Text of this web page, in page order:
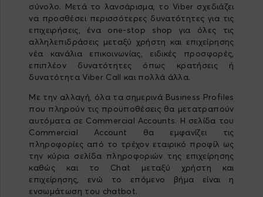
σύνολο. Μετά το λανσάρισμα, το Viber σχεδιάζει
να προσθέσει περισσότερες δυνατότητες για τις
επιχειρήσεις, ένα one-stop shop για όλες τις
αλληλεπιδράσεις μεταξύ χρήστη και επιχείρησης
νέα κανάλια επικοινωνίας, ειδικές προσφορές,
επιπλέον δυνατότητες όπως κρατήσεις ή
δυνατότητα Viber Call και πολλά άλλα.
Με την αλλαγή, όλα τα σημερινά Business Profiles
που πληρούν τις προϋποθέσεις θα μετατραπούν
αυτόματα σε Commercial Accounts. Η σελίδα του
Commercial Account θα εμφανίζει τις
πληροφορίες από το τρέχον εταιρικό προφίλ ως
την κύρια σελίδα πληροφοριών της επιχείρησης
καθώς και το Chat μεταξύ χρήστη και
επιχείρησης, ενώ το επόμενο βήμα είναι η
ενσωμάτωση του chatbot.